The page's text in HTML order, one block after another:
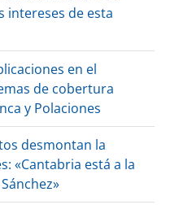
intereses de esta
en el
de cobertura
y Polaciones
desmontan la
«Cantabria está a la